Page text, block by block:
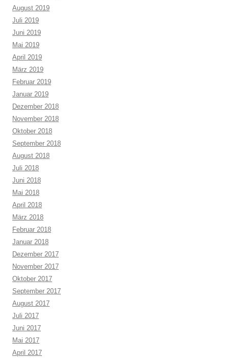
August 2019
Juli 2019
Juni 2019
Mai 2019
April 2019
März 2019
Februar 2019
Januar 2019
Dezember 2018
November 2018
Oktober 2018
September 2018
August 2018
Juli 2018
Juni 2018
Mai 2018
April 2018
März 2018
Februar 2018
Januar 2018
Dezember 2017
November 2017
Oktober 2017
September 2017
August 2017
Juli 2017
Juni 2017
Mai 2017
April 2017